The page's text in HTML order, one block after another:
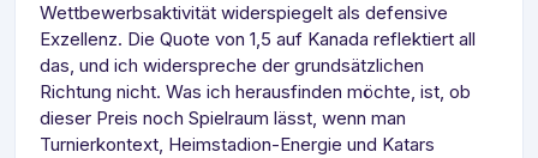
Wettbewerbsaktivität widerspiegelt als defensive
Exzellenz. Die Quote von 1,5 auf Kanada reflektiert all
das, und ich widerspreche der grundsätzlichen
Richtung nicht. Was ich herausfinden möchte, ist, ob
dieser Preis noch Spielraum lässt, wenn man
Turnierkontext, Heimstadion-Energie und Katars